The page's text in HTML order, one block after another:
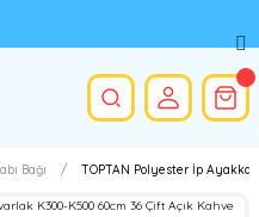
Bağı TOPTAN Polyester İp